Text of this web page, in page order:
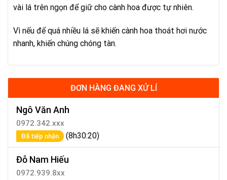
vài lá trên ngọn để giữ cho cành hoa được tự nhiên.
Vì nếu để quá nhiều lá sẽ khiến cành hoa thoát hơi nước
nhanh, khiến chúng chóng tàn.
ĐƠN HÀNG ĐANG XỬ LÍ
Ngô Văn Anh
0972.342.xxx
Đã tiếp nhận (8h30:20)
Đỗ Nam Hiếu
0972.939.8xx